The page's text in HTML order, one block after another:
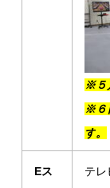
※５
※ ６
す。
Eス
テレ